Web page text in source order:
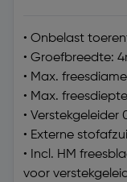
• Onbelast
• Groefbreedte:
• Max.
• Max.
• Verstekgeleider
• Externe
• Incl. HM
voor